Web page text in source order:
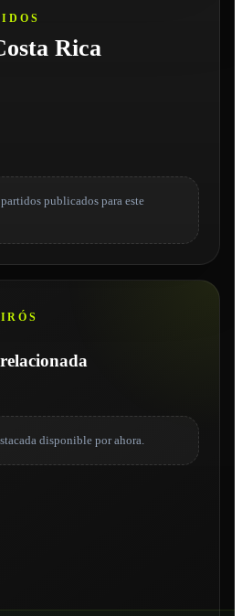
Rica
publicados para este
disponible por ahora.